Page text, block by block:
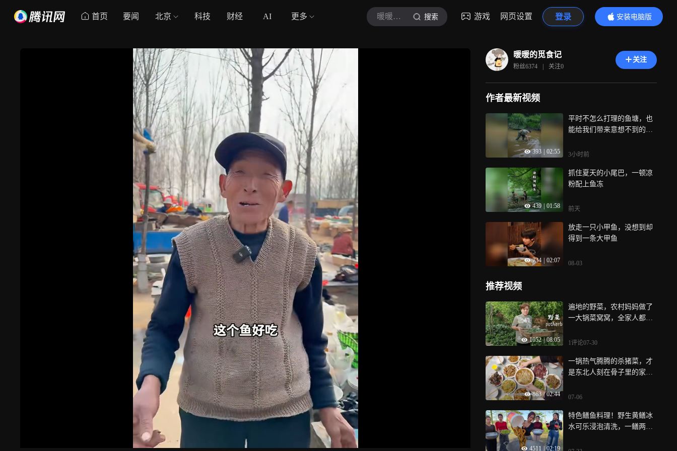
首页 要闻 北京 科技 财经 AI 更多 暖暖的觅食记 搜索 游戏 网页设置 登录
安装电脑版
内容更精彩
暖暖的觅食记
粉丝6374 | 关注0
关注
作者最新视频
393 02:55
平时不怎么打理的鱼塘，也
能给我们带来意想不到的收
3小时前
439 01:58
抓住夏天的小尾巴，一顿凉
粉配上鱼冻
前天
734 02:07
放走一只小甲鱼，没想到却
得到一条大甲鱼
08-03
推荐视频
1052 | 08:05
遍地的野菜，农村妈妈做了
一大锅菜窝窝，全家人都吃
1评论07-30
863 | 02:44
一锅热气腾腾的杀猪菜，才
是东北人刻在骨子里的家乡
07-06
4511 02:19
特色鳝鱼料理！野生黄鳝冰
水可乐浸泡清洗，一鳝两吃